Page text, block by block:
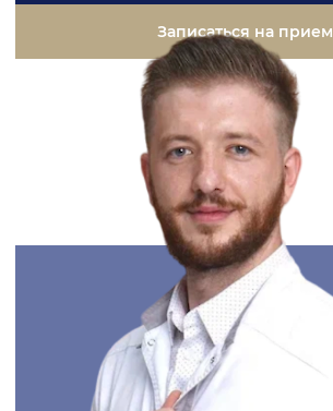
Записаться на прием